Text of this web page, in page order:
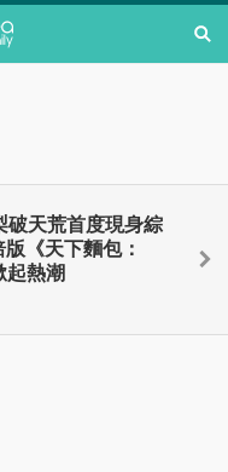
破天荒首度現身綜
《天下麵包：
起熱潮